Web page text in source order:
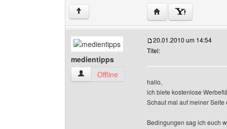
↑ Website dieses
medientipps
medientipps Benutzer-Profile anzeigen
Offline
20.01.2010 um 14:54
Titel:
hallo,
ich biete kostenlose
Schaut mal auf meiner
Bedingungen sag ich euch